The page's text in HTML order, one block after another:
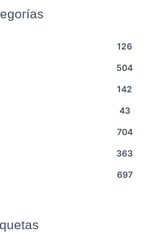
126
504
142
43
704
363
697